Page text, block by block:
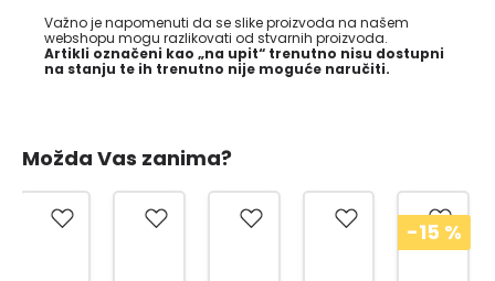
Važno je napomenuti da se slike proizvoda na našem
webshopu mogu razlikovati od stvarnih proizvoda.
Artikli označeni kao „na upit“ trenutno nisu dostupni
na stanju te ih trenutno nije moguće naručiti.
Možda Vas zanima?
-15% -15 %